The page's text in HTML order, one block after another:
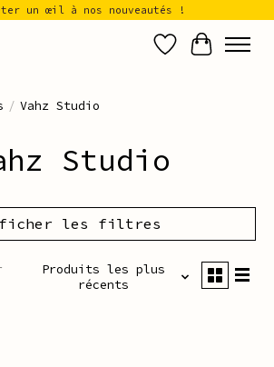
un œil à nos nouveautés !
Liste de
Panier
/ Vahz Studio
Studio
les filtres
Produits les plus
récents